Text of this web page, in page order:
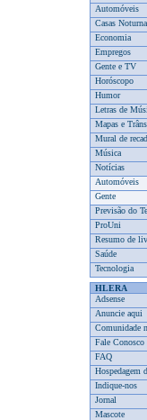
Automóveis
Casas
Economia
Empregos
Gente e TV
Horóscopo
Humor
Letras de
Mapas e
Mural de
Música
Notícias
Automóveis
Gente
Previsão do
ProUni
Resumo de
Saúde
Tecnologia
HLERA
Adsense
Anuncie aqui
Comunidade
Fale Conosco
FAQ
Hospedagem
Indique-nos
Jornal
Mascote